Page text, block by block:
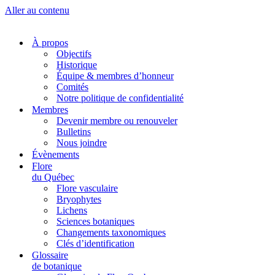
Aller au contenu
À propos
Objectifs
Historique
Équipe & membres d’honneur
Comités
Notre politique de confidentialité
Membres
Devenir membre ou renouveler
Bulletins
Nous joindre
Évènements
Flore
du Québec
Flore vasculaire
Bryophytes
Lichens
Sciences botaniques
Changements taxonomiques
Clés d’identification
Glossaire
de botanique